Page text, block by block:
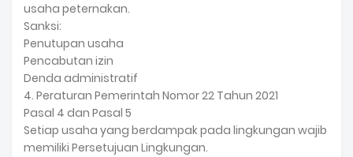
usaha peternakan.
Sanksi:
Penutupan usaha
Pencabutan izin
Denda administratif
4. Peraturan Pemerintah Nomor 22 Tahun 2021
Pasal 4 dan Pasal 5
Setiap usaha yang berdampak pada lingkungan wajib
memiliki Persetujuan Lingkungan.